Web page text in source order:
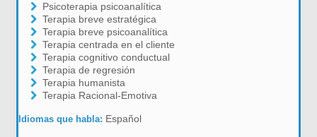
Psicoterapia psicoanalítica
Terapia breve estratégica
Terapia breve psicoanalítica
Terapia centrada en el cliente
Terapia cognitivo conductual
Terapia de regresión
Terapia humanista
Terapia Racional-Emotiva
Idiomas que habla: Español